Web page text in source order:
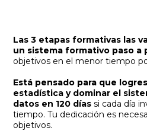
Las 3 etapas formativas las
un sistema formativo paso a
objetivos en el menor tiempo
Está pensado para que
estadística y dominar el
datos en 120 días si cada día
tiempo. Tu dedicación es
objetivos.